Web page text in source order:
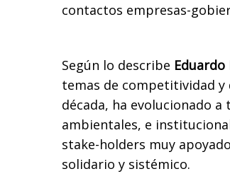
contactos empresas-
Según lo describe Eduardo
temas de competitividad
década, ha evolucionado
ambientales, e
stake-holders muy
solidario y sistémico.